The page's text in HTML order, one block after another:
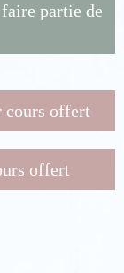
partie de
offert
offert